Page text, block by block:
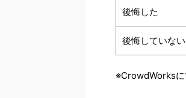
後悔した
後悔していない
※CrowdWorks